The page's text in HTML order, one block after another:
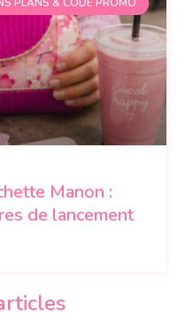
PLANS & CODE PROMO
Manon :
de lancement